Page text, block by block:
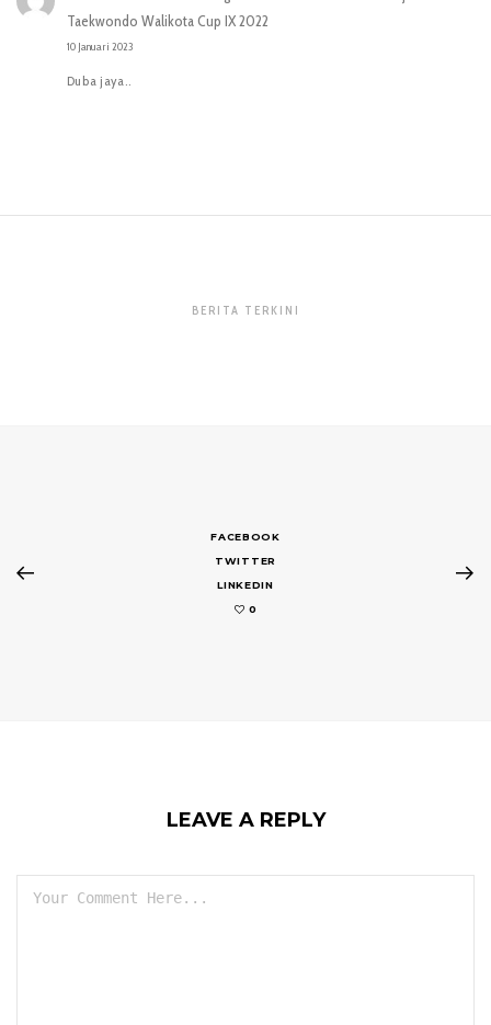
Taekwondo Walikota Cup IX 2022
10 Januari 2023
Duba jaya..
BERITA TERKINI
FACEBOOK
TWITTER
LINKEDIN
0
LEAVE A REPLY